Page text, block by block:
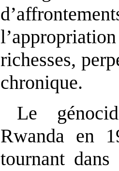
d’
l’
richesses,
chronique.
Le
Rwanda en
tournant